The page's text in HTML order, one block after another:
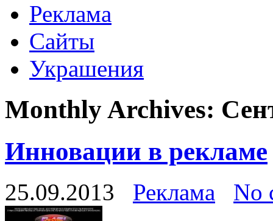
Реклама
Сайты
Украшения
Monthly Archives:
Инновации в рекламе
25.09.2013 Реклама No